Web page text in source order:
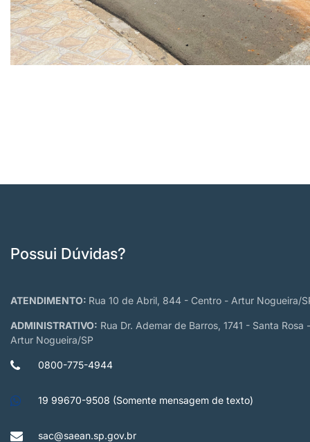
Possui Dúvidas?
ATENDIMENTO: Rua 10 de Abril, 844 - Centro - Artur Nogueira/
ADMINISTRATIVO: Rua Dr. Ademar de Barros, 1741 - Santa Rosa -
Artur Nogueira/SP
0800-775-4944
19 99670-9508 (Somente mensagem de texto)
sac@saean.sp.gov.br